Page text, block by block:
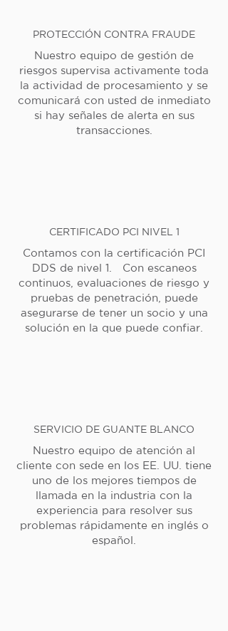
PROTECCIÓN CONTRA FRAUDE
Nuestro equipo de gestión de
riesgos supervisa activamente toda
la actividad de procesamiento y se
comunicará con usted de inmediato
si hay señales de alerta en sus
transacciones.
CERTIFICADO PCI NIVEL 1
Contamos con la certificación PCI
DDS de nivel 1. Con escaneos
continuos, evaluaciones de riesgo y
pruebas de penetración, puede
asegurarse de tener un socio y una
solución en la que puede confiar.
SERVICIO DE GUANTE BLANCO
Nuestro equipo de atención al
cliente con sede en los EE. UU. tiene
uno de los mejores tiempos de
llamada en la industria con la
experiencia para resolver sus
problemas rápidamente en inglés o
español.